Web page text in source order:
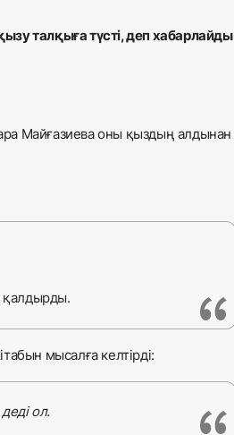
талқыға түсті, деп хабарлайды
Майғазиева оны қыздың алдынан
қалдырды.
мысалға келтірді:
ол.